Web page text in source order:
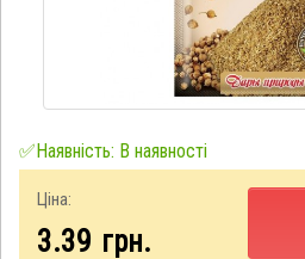
✅Наявність: В наявності
Ціна:
3.39 грн.